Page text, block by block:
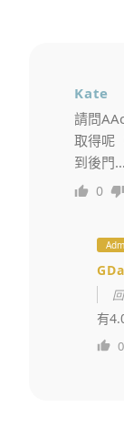
Kate
請問
取得呢
到後門
0
有
0